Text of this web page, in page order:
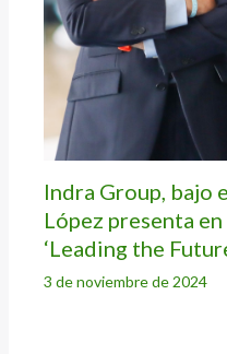
Indra Group, bajo
López presenta
‘Leading the
3 de noviembre de 2024